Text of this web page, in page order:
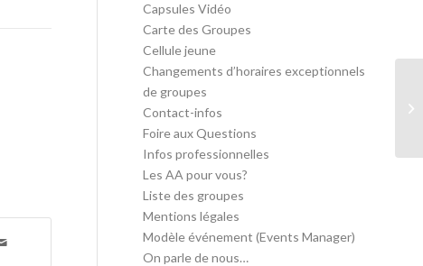
Capsules Vidéo
Carte des Groupes
Cellule jeune
Changements d’horaires exceptionnels
de groupes
Contact-infos
Foire aux Questions
Infos professionnelles
Les AA pour vous?
Liste des groupes
Mentions légales
Modèle événement (Events Manager)
On parle de nous…